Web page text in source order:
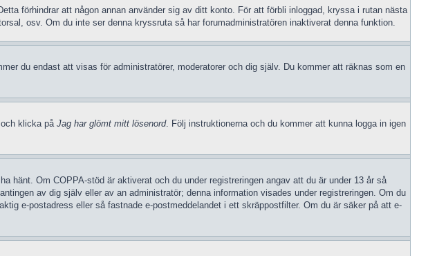
förhindrar att någon annan använder sig av ditt konto. För att förbli inloggad, kryssa i rutan nästa
osv. Om du inte ser denna kryssruta så har forumadministratören inaktiverat denna funktion.
du endast att visas för administratörer, moderatorer och dig själv. Du kommer att räknas som en
klicka på Jag har glömt mitt lösenord. Följ instruktionerna och du kommer att kunna logga in igen
hänt. Om COPPA-stöd är aktiverat och du under registreringen angav att du är under 13 år så
av dig själv eller av an administratör; denna information visades under registreringen. Om du
e-postadress eller så fastnade e-postmeddelandet i ett skräppostfilter. Om du är säker på att e-